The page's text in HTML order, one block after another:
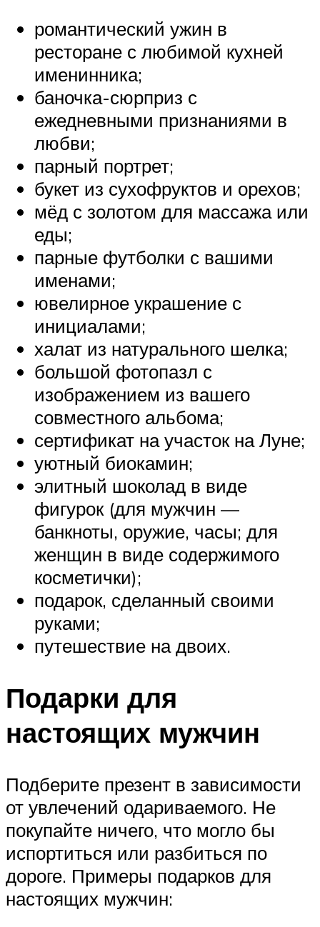
романтический ужин в
ресторане с любимой кухней
именинника;
баночка-сюрприз с
ежедневными признаниями в
любви;
парный портрет;
букет из сухофруктов и орехов;
мёд с золотом для массажа или
еды;
парные футболки с вашими
именами;
ювелирное украшение с
инициалами;
халат из натурального шелка;
большой фотопазл с
изображением из вашего
совместного альбома;
сертификат на участок на Луне;
уютный биокамин;
элитный шоколад в виде
фигурок (для мужчин —
банкноты, оружие, часы; для
женщин в виде содержимого
косметички);
подарок, сделанный своими
руками;
путешествие на двоих.
Подарки для
настоящих мужчин
Подберите презент в зависимости
от увлечений одариваемого. Не
покупайте ничего, что могло бы
испортиться или разбиться по
дороге. Примеры подарков для
настоящих мужчин: